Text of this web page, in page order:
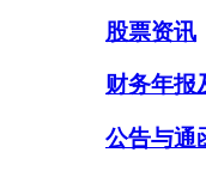
股票资讯
财务年报
公告与通